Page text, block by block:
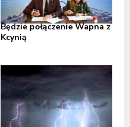
Będzie połączenie Wapna z
Kcynią